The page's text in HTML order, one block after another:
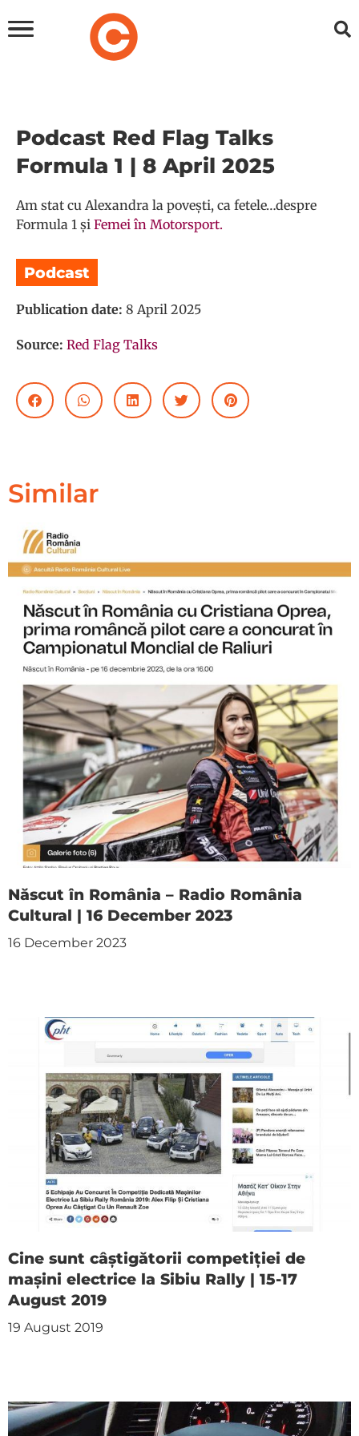
Podcast Red Flag Talks
Formula 1 | 8 April 2025
Am stat cu Alexandra la povești, ca fetele…despre
Formula 1 și Femei în Motorsport.
Podcast
Publication date: 8 April 2025
Source: Red Flag Talks
Similar
Născut în România – Radio România
Cultural | 16 December 2023
16 December 2023
Cine sunt câștigătorii competiției de
mașini electrice la Sibiu Rally | 15-17
August 2019
19 August 2019